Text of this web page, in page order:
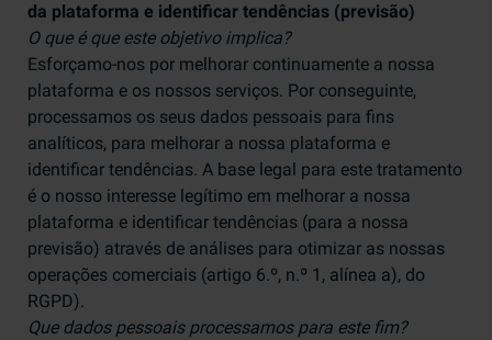
da plataforma e identificar tendências (previsão)
O que é que este objetivo implica?
Esforçamo-nos por melhorar continuamente a nossa
plataforma e os nossos serviços. Por conseguinte,
processamos os seus dados pessoais para fins
analíticos, para melhorar a nossa plataforma e
identificar tendências. A base legal para este tratamento
é o nosso interesse legítimo em melhorar a nossa
plataforma e identificar tendências (para a nossa
previsão) através de análises para otimizar as nossas
operações comerciais (artigo 6.º, n.º 1, alínea a), do
RGPD).
Que dados pessoais processamos para este fim?